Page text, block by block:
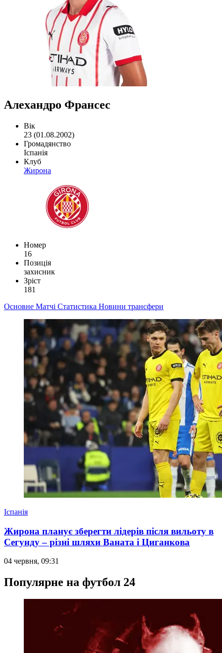
Алехандро Франсес
Вік
23 (01.08.2002)
Громадянство
Іспанія
Клуб
Жирона
Номер
16
Позиція
захисник
Зріст
181
Основне Матчі Статистика Новини трансфери
Іспанія
Жирона планує зберегти лідерів після вильоту в
Сегунду – різні шляхи Ваната і Циганкова
04 червня, 09:31
Популярне на футбол 24